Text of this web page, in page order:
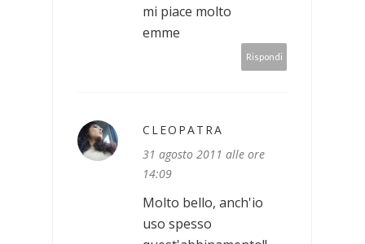
mi piace molto
emme
Rispondi
CLEOPATRA
31 agosto 2011 alle ore
14:09
Molto bello, anch'io
uso spesso